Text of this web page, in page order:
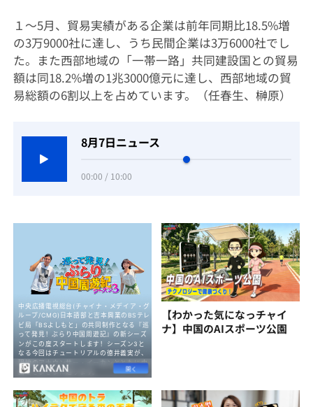
１～5月、貿易実績がある企業は前年同期比18.5%増
の3万9000社に達し、うち民間企業は3万6000社でし
た。また西部地域の「一帯一路」共同建設国との貿易
額は同18.2%増の1兆3000億元に達し、西部地域の貿
易総額の6割以上を占めています。（任春生、榊原）
8月7日ニュース
00:00 / 10:00
【わかった気になっチャイ
ナ】中国のAIスポーツ公園